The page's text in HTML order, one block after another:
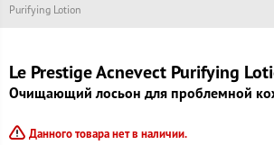
Purifying Lotion
Le Prestige Acnevect Purifying
Очищающий лосьон для проблемной
Данного товара нет в наличии.